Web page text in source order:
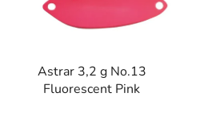
Astrar 3,2 g No.13
Fluorescent Pink